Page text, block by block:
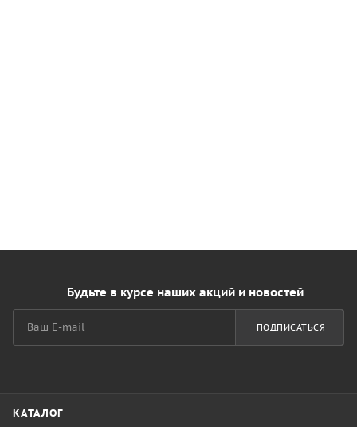
Будьте в курсе наших акций и новостей
ПОДПИСАТЬСЯ
КАТАЛОГ